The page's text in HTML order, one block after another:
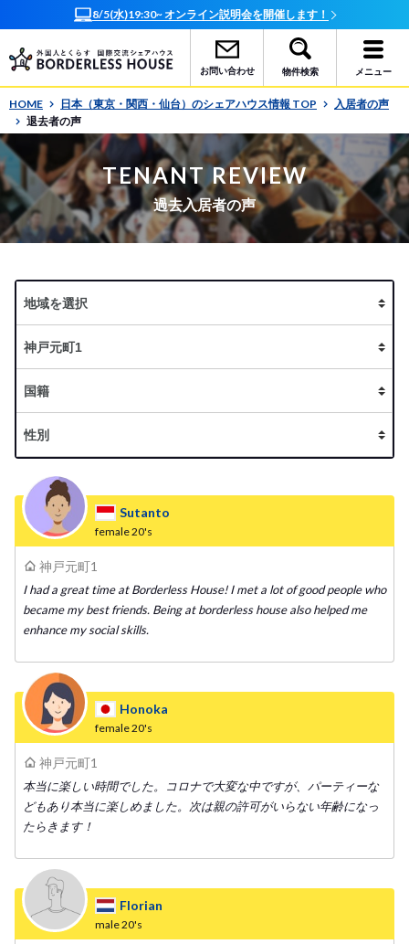
8/5(水)19:30~ オンライン説明会を開催します！
お問い合わせ 物件検索 メニュー
HOME 日本（東京・関西・仙台）のシェアハウス情報 TOP
入居者の声
退去者の声
TENANT REVIEW
過去入居者の声
Sutanto
female20's
神戸元町1
I had a great time at Borderless House! I met a lot of good people who
became my best friends. Being at borderless house also helped me
enhance my social skills.
Honoka
female20's
神戸元町1
本当に楽しい時間でした。コロナで大変な中ですが、パーティーな
どもあり本当に楽しめました。次は親の許可がいらない年齢になっ
たらきます！
Florian
male20's